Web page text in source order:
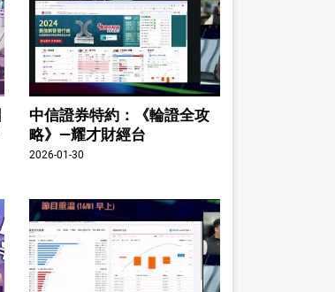
中信證券特約：《輪證全攻
略》—耀才財經台
2026-01-30